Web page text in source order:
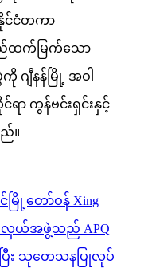
င်ငံတကာ
ထက်မြက်သော
ဂျီနန်မြို့ အဝါ
ရာ ကွန်ဗင်းရှင်းနှင့်
။